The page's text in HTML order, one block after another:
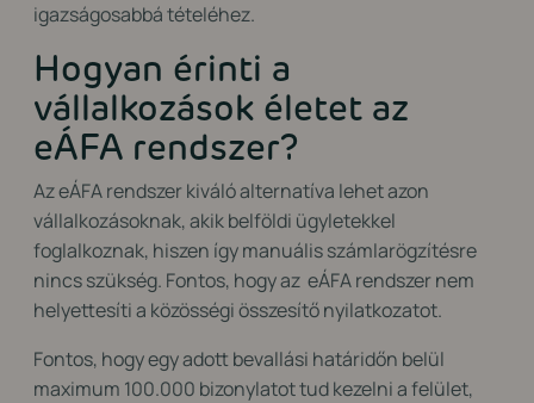
igazságosabbá tételéhez.
Hogyan érinti a
vállalkozások életet az
eÁFA rendszer?
Az eÁFA rendszer kiváló alternatíva lehet azon
vállalkozásoknak, akik belföldi ügyletekkel
foglalkoznak, hiszen így manuális számlarögzítésre
nincs szükség. Fontos, hogy az eÁFA rendszer nem
helyettesíti a közösségi összesítő nyilatkozatot.
Fontos, hogy egy adott bevallási határidőn belül
maximum 100.000 bizonylatot tud kezelni a felület,